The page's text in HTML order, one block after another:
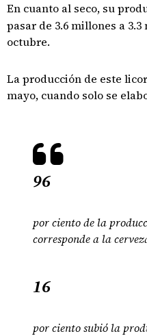
En cuanto al seco, su
pasar de 3.6 millones a
octubre.
La producción de este
mayo, cuando solo se
96
por ciento de la
corresponde a la
16
por ciento subió la